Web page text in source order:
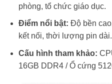
phòng, tổ chức giáo dục.
Điểm nổi bật: Độ bền
kết nối, thời lượng pin dài.
Cấu hình tham khảo:
16GB DDR4 / Ổ cứng